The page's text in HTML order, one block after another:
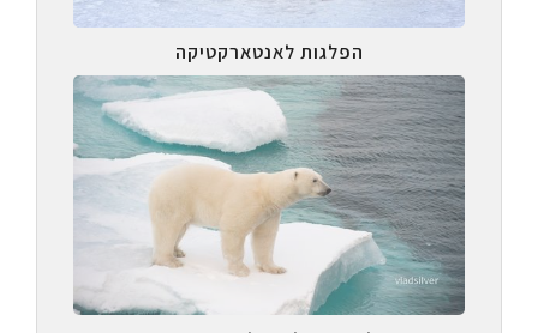
הפלגות לאנטארקטיקה